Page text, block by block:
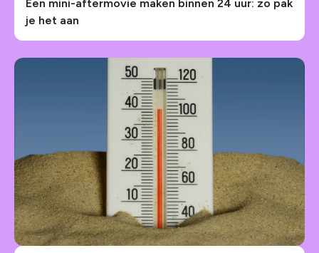
Een mini-aftermovie maken binnen 24 uur: zo pak
je het aan